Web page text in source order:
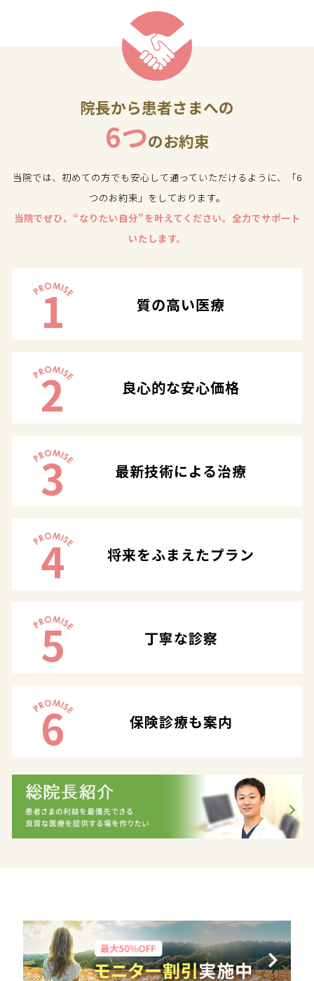
院長から患者さまへの
6つのお約束
当院では、初めての方でも安心して通っていただけるように、「6
つのお約束」をしております。
当院でぜひ、“なりたい自分”を叶えてください。全力でサポート
いたします。
1 質の高い医療
2 良心的な安心価格
3 最新技術による治療
4 将来をふまえたプラン
5 丁寧な診察
6 保険診療も案内